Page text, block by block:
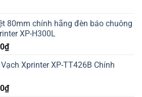
80mm chính hãng đèn báo chuông
XP-H300L
₫
Xprinter XP-TT426B Chính
₫